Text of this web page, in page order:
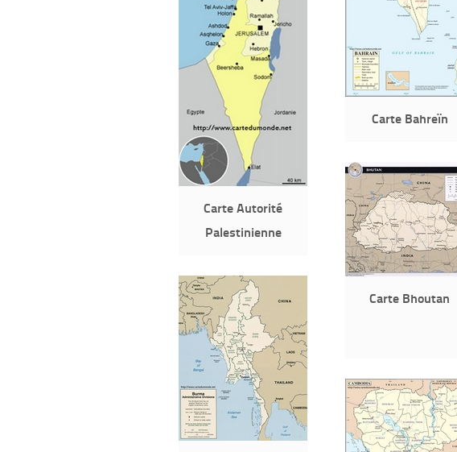
Carte Autorité
Palestinienne
Carte Bahreïn
Carte Bhoutan